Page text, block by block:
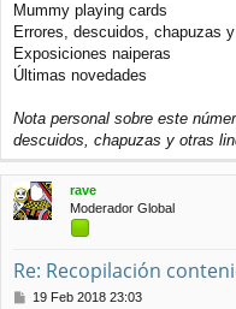
Mummy playing cards
Errores, descuidos, chapuzas
Exposiciones naiperas
Últimas novedades
Nota personal sobre este
descuidos, chapuzas y otras
rave
Moderador Global
Re: Recopilación
M19 Feb 2018 23:03